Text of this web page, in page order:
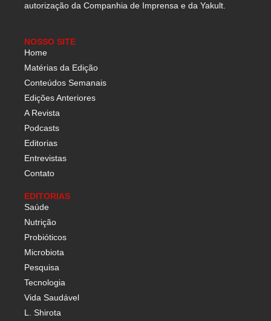
autorização da Companhia de Imprensa e da Yakult.
NOSSO SITE
Home
Matérias da Edição
Conteúdos Semanais
Edições Anteriores
A Revista
Podcasts
Editorias
Entrevistas
Contato
EDITORIAS
Saúde
Nutrição
Probióticos
Microbiota
Pesquisa
Tecnologia
Vida Saudável
L. Shirota